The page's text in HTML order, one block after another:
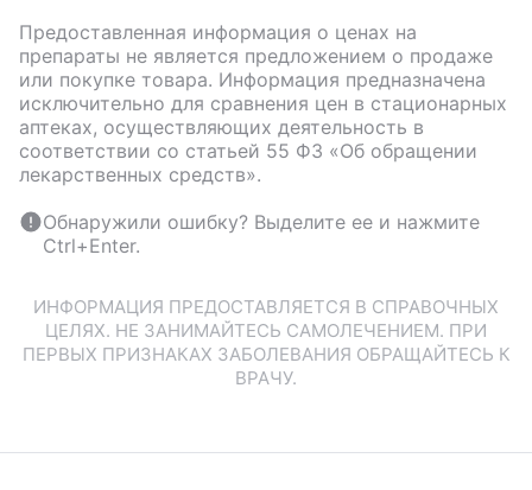
Предоставленная информация о ценах на
препараты не является предложением о продаже
или покупке товара. Информация предназначена
исключительно для сравнения цен в стационарных
аптеках, осуществляющих деятельность в
соответствии со статьей 55 ФЗ «Об обращении
лекарственных средств».
Обнаружили ошибку? Выделите ее и нажмите
Ctrl+Enter.
ИНФОРМАЦИЯ ПРЕДОСТАВЛЯЕТСЯ В СПРАВОЧНЫХ
ЦЕЛЯХ. НЕ ЗАНИМАЙТЕСЬ САМОЛЕЧЕНИЕМ. ПРИ
ПЕРВЫХ ПРИЗНАКАХ ЗАБОЛЕВАНИЯ ОБРАЩАЙТЕСЬ К
ВРАЧУ.